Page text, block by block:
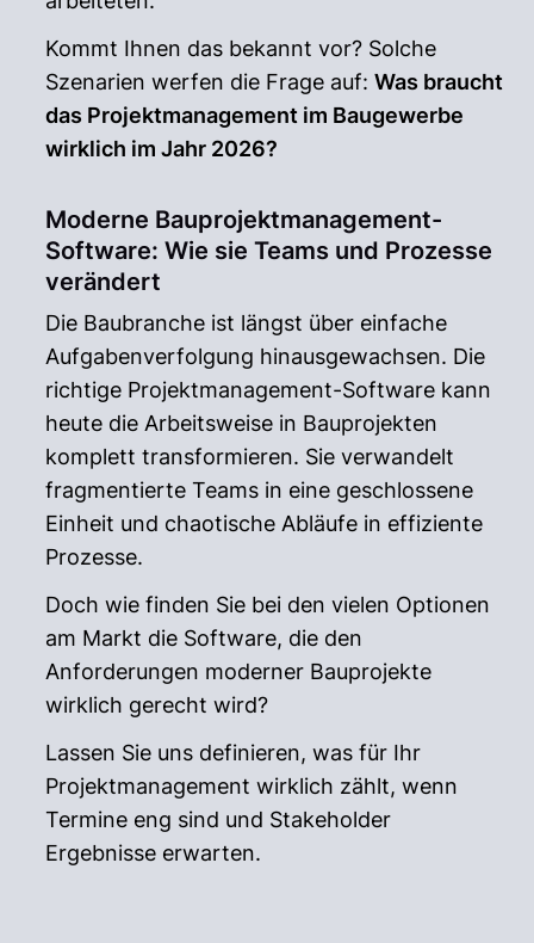
Kommt Ihnen das bekannt vor? Solche
Szenarien werfen die Frage auf:Was braucht
das Projektmanagement im Baugewerbe
wirklich im Jahr 2026?
Moderne Bauprojektmanagement-
Software: Wie sie Teams und Prozesse
verändert
Die Baubranche ist längst über einfache
Aufgabenverfolgung hinausgewachsen. Die
richtige Projektmanagement-Software kann
heute die Arbeitsweise in Bauprojekten
komplett transformieren. Sie verwandelt
fragmentierte Teams in eine geschlossene
Einheit und chaotische Abläufe in effiziente
Prozesse.
Doch wie finden Sie bei den vielen Optionen
am Markt die Software, die den
Anforderungen moderner Bauprojekte
wirklich gerecht wird?
Lassen Sie uns definieren, was für Ihr
Projektmanagement wirklich zählt, wenn
Termine eng sind und Stakeholder
Ergebnisse erwarten.